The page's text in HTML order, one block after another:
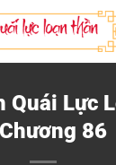
Quái Lực
86